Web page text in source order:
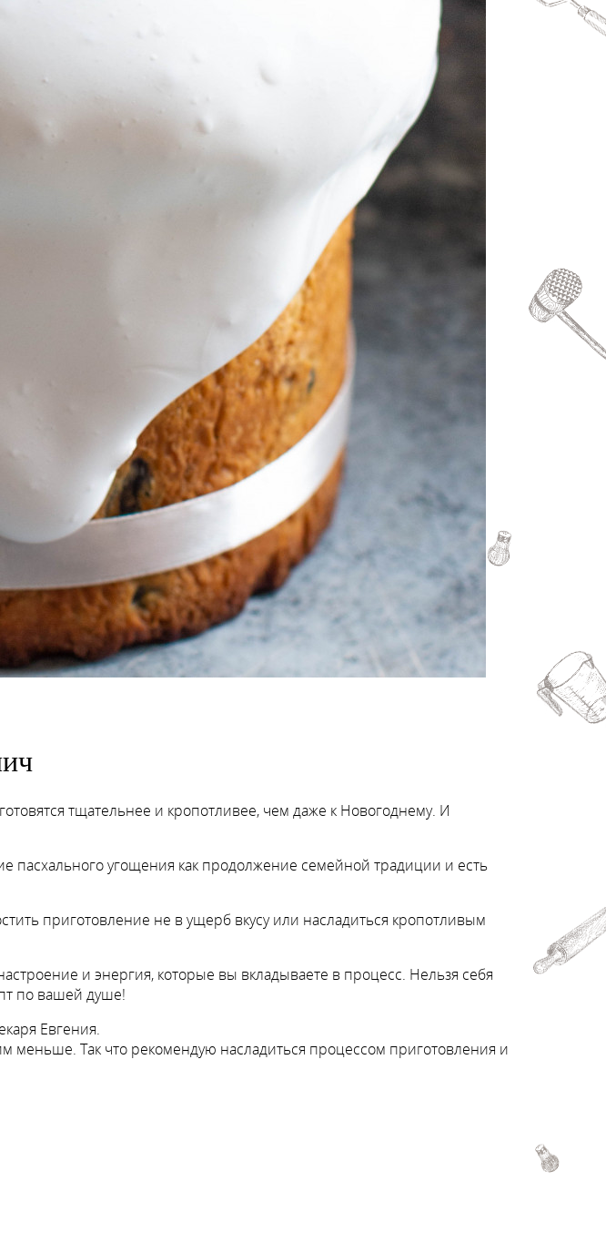
тщательнее и кропотливее, чем даже к Новогоднему. И
пасхального угощения как продолжение семейной традиции и есть
приготовление не в ущерб вкусу или насладиться кропотливым
и энергия, которые вы вкладываете в процесс. Нельзя себя
по вашей душе!
Евгения.
меньше. Так что рекомендую насладиться процессом приготовления и